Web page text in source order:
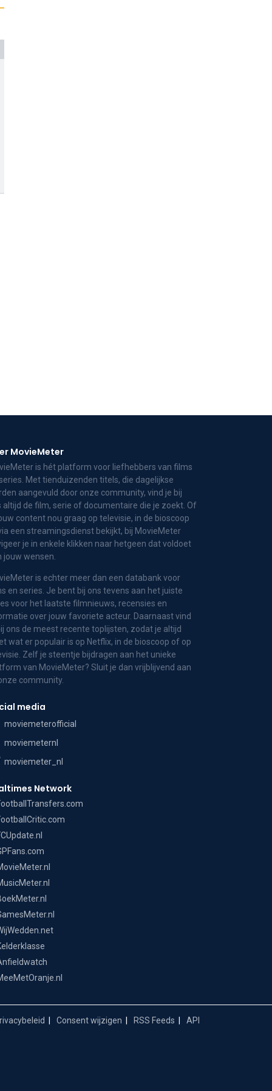
MovieMeter
is hét platform voor liefhebbers van films
Met tienduizenden titels, die dagelijkse
aangevuld door onze community, vind je bij
altijd de film, serie of documentaire die je zoekt. Of
content nou graag op televisie, in de bioscoop
een streamingsdienst bekijkt, bij MovieMeter
je in enkele klikken naar hetgeen dat voldoet
jouw wensen.
is echter meer dan een databank voor
en series. Je bent bij ons tevens aan het juiste
voor het laatste filmnieuws, recensies en
over jouw favoriete acteur. Daarnaast vind
ons de meest recente toplijsten, zodat je altijd
wat er populair is op Netflix, in de bioscoop of op
Zelf je steentje bijdragen aan het unieke
van MovieMeter? Sluit je dan vrijblijvend aan
community.
media
moviemeterofficial
moviemeternl
moviemeter_nl
Network
Consent wijzigen RSS Feeds API